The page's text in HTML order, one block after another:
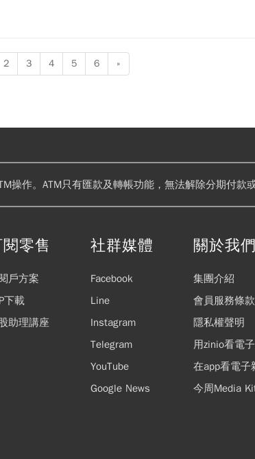
人。
2 3 4 5 6 »
操作。ATM只有匯款及轉帳功能，無法解除分期付款
零售
戶方案
下載
助理講座
社群媒體
Facebook
Line
Instagram
Telegram
YouTube
Google News
關於我們
集團介紹
會員服務條款
隱私權聲明
用zinio看電
在app看電子
今周Media